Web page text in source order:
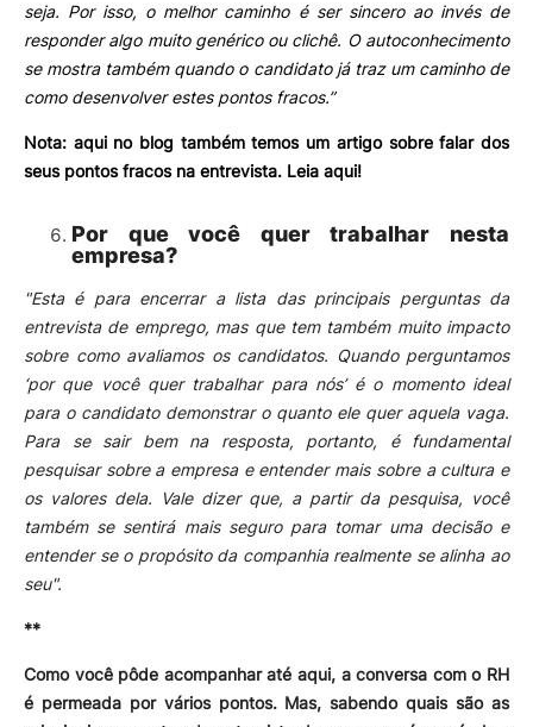
seja. Por isso, o melhor caminho é ser sincero ao invés de
responder algo muito genérico ou clichê. O autoconhecimento
se mostra também quando o candidato já traz um caminho de
como desenvolver estes pontos fracos.”
Nota: aqui no blog também temos um artigo sobre falar dos
seus pontos fracos na entrevista. Leia aqui!
Por que você quer trabalhar nesta
empresa?
"Esta é para encerrar a lista das principais perguntas da
entrevista de emprego, mas que tem também muito impacto
sobre como avaliamos os candidatos. Quando perguntamos
‘por que você quer trabalhar para nós’ é o momento ideal
para o candidato demonstrar o quanto ele quer aquela vaga.
Para se sair bem na resposta, portanto, é fundamental
pesquisar sobre a empresa e entender mais sobre a cultura e
os valores dela.
Vale dizer que, a partir da pesquisa, você
também se sentirá mais seguro para tomar uma decisão e
entender se o propósito da companhia realmente se alinha ao
seu".
**
Como você pôde acompanhar até aqui, a conversa com o RH
é permeada por vários pontos. Mas, sabendo quais são as